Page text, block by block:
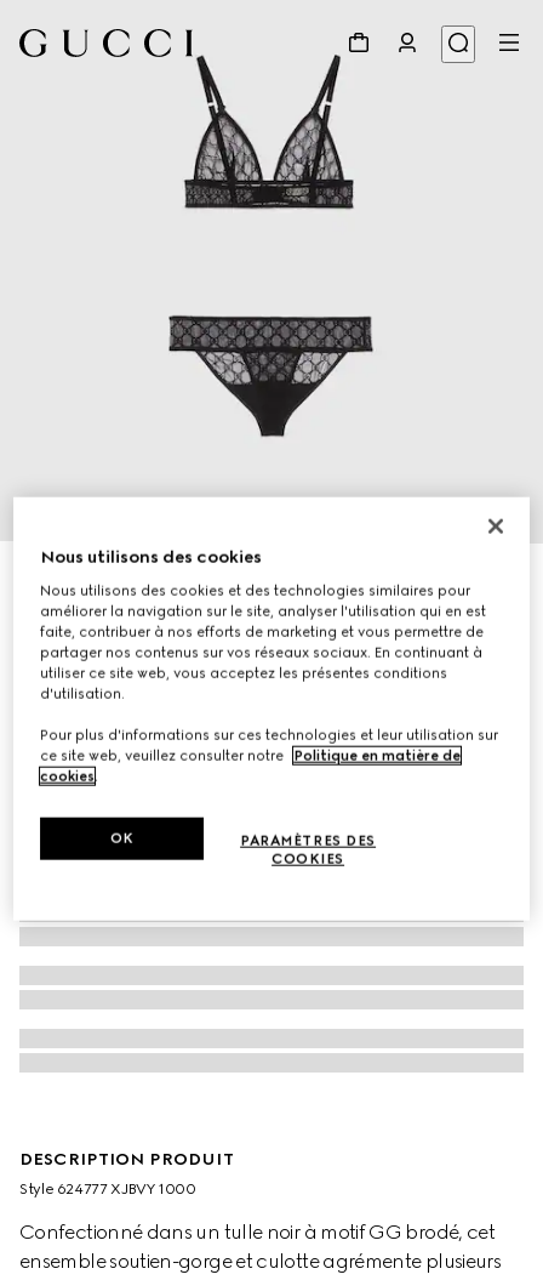
€ 525
DESCRIPTION PRODUIT
Style ‎624777 XJBVY 1000
Confectionné dans un tulle noir à motif GG brodé, cet
ensemble soutien-gorge et culotte agrémente plusieurs
Nous utilisons des cookies
Nous utilisons des cookies et des technologies similaires pour
améliorer la navigation sur le site, analyser l'utilisation qui en est
faite, contribuer à nos efforts de marketing et vous permettre de
partager nos contenus sur vos réseaux sociaux. En continuant à
utiliser ce site web, vous acceptez les présentes conditions
d'utilisation.
Pour plus d'informations sur ces technologies et leur utilisation sur
ce site web, veuillez consulter notre
Politique en matière de
cookies.
PARAMÈTRES DES
COOKIES
OK